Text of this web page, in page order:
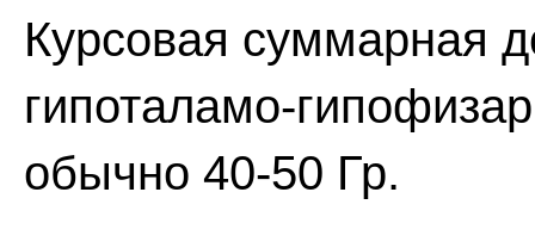
Курсовая суммарная
гипоталамо-
обычно 40-50 Гр.